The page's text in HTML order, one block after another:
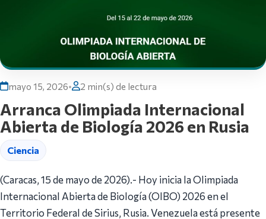
mayo 15, 2026• 2 min(s) de lectura
Arranca Olimpiada Internacional
Abierta de Biología 2026 en Rusia
Ciencia
(Caracas, 15 de mayo de 2026).- Hoy inicia la Olimpiada
Internacional Abierta de Biología (OIBO) 2026 en el
Territorio Federal de Sirius, Rusia. Venezuela está presente